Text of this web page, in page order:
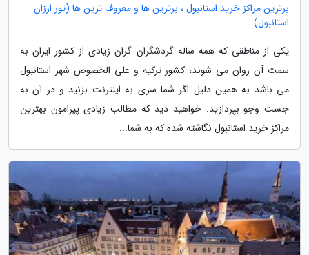
برترین مراکز خرید استانبول ، برترین ها و معروف ترین ها (تور ارزان
استانبول)
یکی از مناطقی که همه ساله گردشگران گران زیادی از کشور ایران به
سمت آن روان می شوند، کشور ترکیه و علی الخصوص شهر استانبول
می باشد به همین دلیل اگر شما سری به اینترنت بزنید و در آن به
جست وجو بپردازید. خواهید دید که مطالب زیادی پیرامون بهترین
مراکز خرید استانبول نگاشته شده که به شما...